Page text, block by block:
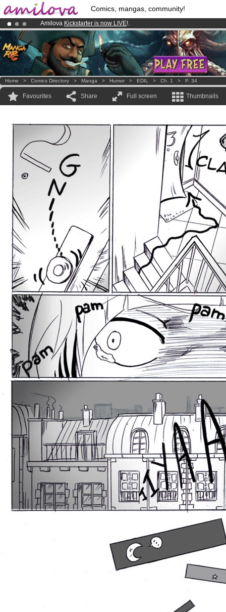
Comics, mangas, community!
Amilova Kickstarter is now LIVE!.
Premium membership from3.95 eurosper month !Get membership
Already 100000membersand 1000 comics & mangas!.
Home > Comics Directory > Manga > Humor > EDIL > Ch. 1 > P. 34
Favourites Share Full screen Thumbnails
.